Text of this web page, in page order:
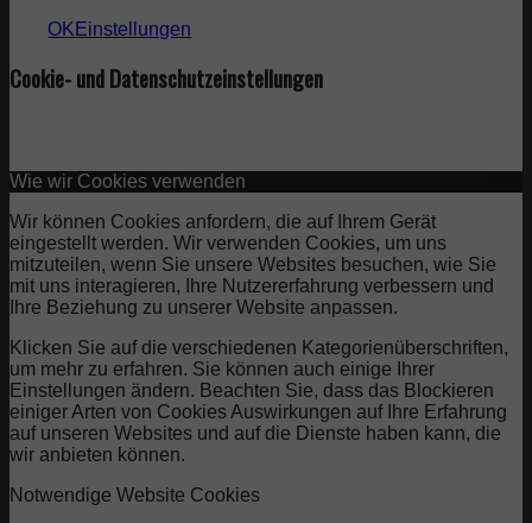
OK Einstellungen
Cookie- und Datenschutzeinstellungen
Wie wir Cookies verwenden
Wir können Cookies anfordern, die auf Ihrem Gerät
eingestellt werden. Wir verwenden Cookies, um uns
mitzuteilen, wenn Sie unsere Websites besuchen, wie Sie
mit uns interagieren, Ihre Nutzererfahrung verbessern und
Ihre Beziehung zu unserer Website anpassen.
Klicken Sie auf die verschiedenen Kategorienüberschriften,
um mehr zu erfahren. Sie können auch einige Ihrer
Einstellungen ändern. Beachten Sie, dass das Blockieren
einiger Arten von Cookies Auswirkungen auf Ihre Erfahrung
auf unseren Websites und auf die Dienste haben kann, die
wir anbieten können.
Notwendige Website Cookies